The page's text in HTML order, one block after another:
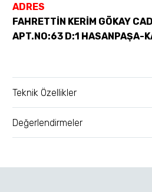
ADRES
FAHRETTİN KERİM GÖKAY
APT.NO:63 D:1 HASANPAŞA-
Teknik Özellikler
Değerlendirmeler